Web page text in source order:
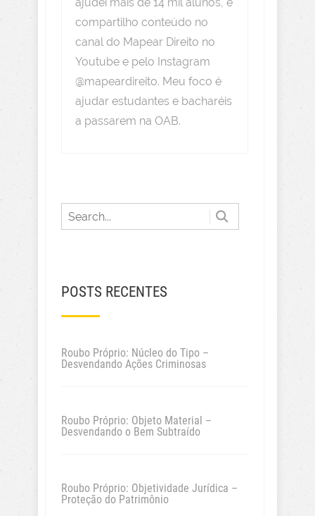
ajudei mais de 14 mil alunos, e
compartilho conteúdo no
canal do Mapear Direito no
Youtube e pelo Instagram
@mapeardireito. Meu foco é
ajudar estudantes e bacharéis
a passarem na OAB.
POSTS RECENTES
Roubo Próprio: Núcleo do Tipo –
Desvendando Ações Criminosas
Roubo Próprio: Objeto Material –
Desvendando o Bem Subtraído
Roubo Próprio: Objetividade Jurídica –
Proteção do Patrimônio